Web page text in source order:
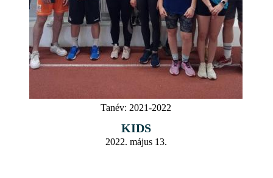
Tanév: 2021-2022
KIDS
2022. május 13.